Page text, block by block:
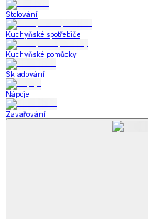
Stolování
Kuchyňské spotřebiče
Kuchyňské pomůcky
Skladování
Nápoje
Zavařování